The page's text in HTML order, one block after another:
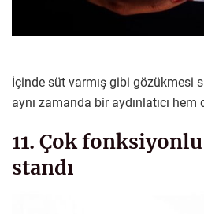
İçinde süt varmış gibi gözükmesi
aynı zamanda bir aydınlatıcı
11. Çok
standı